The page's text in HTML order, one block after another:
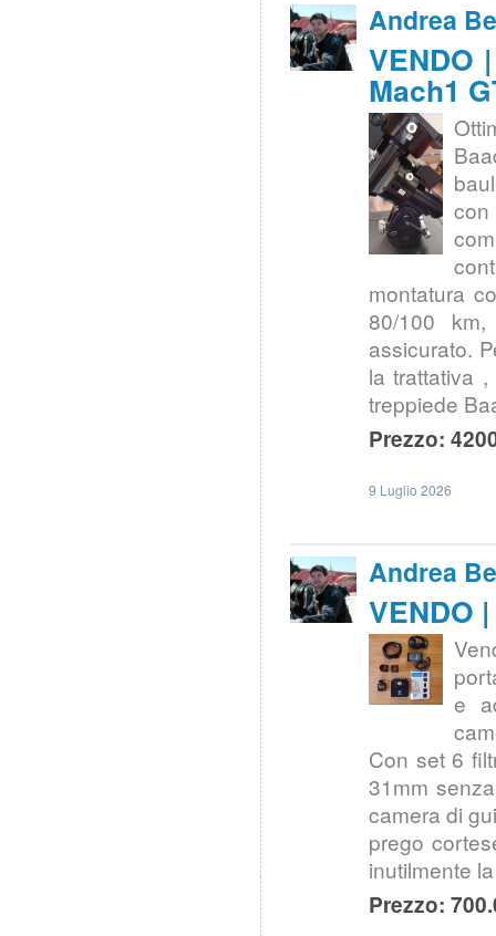
Andrea
VENDO
Mach1
montatura
80/100
assicurato.
la trattativa
treppiede
Prezzo:
9 Luglio 2026
Andrea
VENDO
e
Con set 6
31mm
camera di
prego
inutilmente
Prezzo: